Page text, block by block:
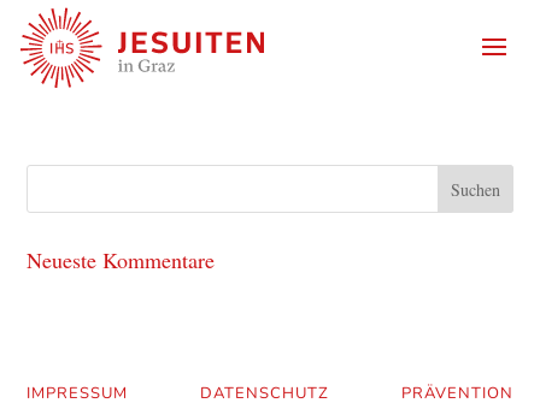
Neueste Kommentare
IMPRESSUM DATENSCHUTZ PRÄVENTION